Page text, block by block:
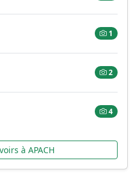
1
2
4
à APACH